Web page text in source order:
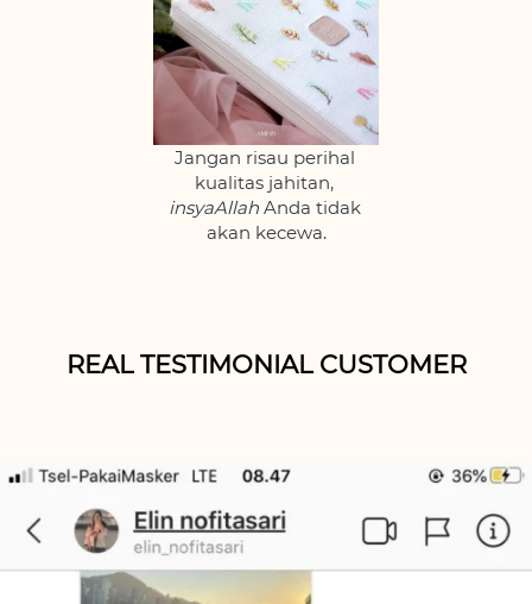
Jangan risau perihal
insyaAllah Anda tidak
akan kecewa.
REAL TESTIMONIAL CUSTOMER